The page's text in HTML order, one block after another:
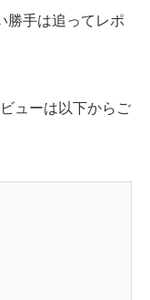
勝手は追ってレポ
ューは以下からご